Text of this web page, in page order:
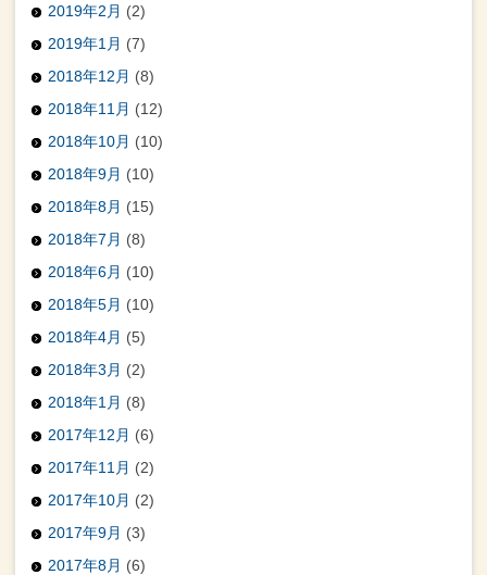
2019年2月 (2)
2019年1月 (7)
2018年12月 (8)
2018年11月 (12)
2018年10月 (10)
2018年9月 (10)
2018年8月 (15)
2018年7月 (8)
2018年6月 (10)
2018年5月 (10)
2018年4月 (5)
2018年3月 (2)
2018年1月 (8)
2017年12月 (6)
2017年11月 (2)
2017年10月 (2)
2017年9月 (3)
2017年8月 (6)